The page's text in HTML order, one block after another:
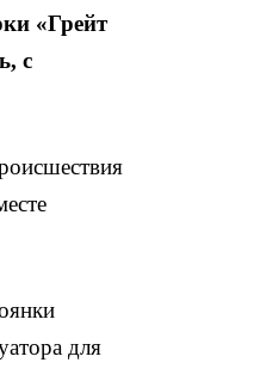
«Грейт
с
для